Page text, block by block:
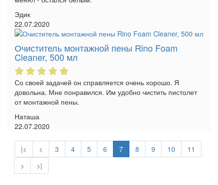
Эдик
22.07.2020
Очиститель монтажной пены Rino Foam
Cleaner, 500 мл
Со своей задачей он справляется очень хорошо. Я
довольна. Мне понравился. Им удобно чистить пистолет
от монтажной пены.
Наташа
22.07.2020
|< < 3 4 5 6 7 8 9 10
11
>
>|